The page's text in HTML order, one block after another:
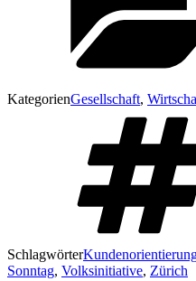
KategorienGesellschaft,
Schlagwörter
Sonntag, Volksinitiative, Zürich